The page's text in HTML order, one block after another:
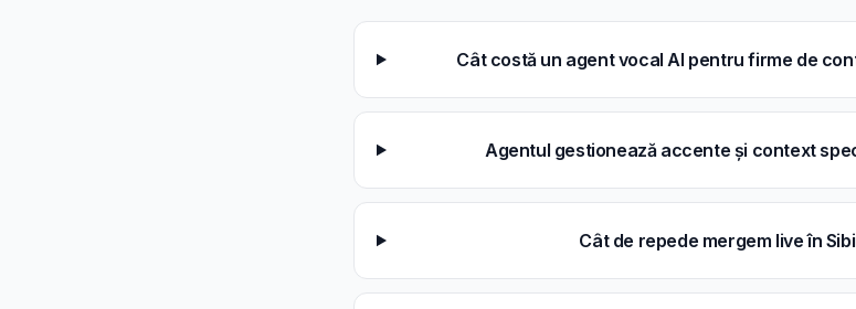
Cât costă un agent vocal AI pentru firme de
Agentul gestionează accente și context
Cât de repede mergem live în